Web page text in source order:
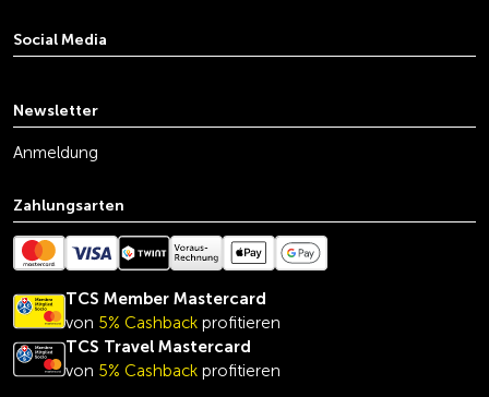
Social Media
Newsletter
Anmeldung
Zahlungsarten
TCS Member Mastercard
von 5% Cashback profitieren
TCS Travel Mastercard
von 5% Cashback profitieren